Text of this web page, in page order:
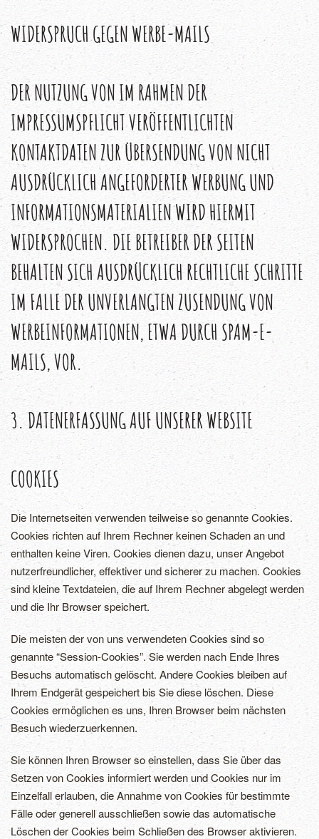
WIDERSPRUCH GEGEN WERBE-MAILS
DER NUTZUNG VON IM RAHMEN DER
IMPRESSUMSPFLICHT VERÖFFENTLICHTEN
KONTAKTDATEN ZUR ÜBERSENDUNG VON NICHT
AUSDRÜCKLICH ANGEFORDERTER WERBUNG UND
INFORMATIONSMATERIALIEN WIRD HIERMIT
WIDERSPROCHEN. DIE BETREIBER DER SEITEN
BEHALTEN SICH AUSDRÜCKLICH RECHTLICHE SCHRITTE
IM FALLE DER UNVERLANGTEN ZUSENDUNG VON
WERBEINFORMATIONEN, ETWA DURCH SPAM-E-
MAILS, VOR.
3. DATENERFASSUNG AUF UNSERER WEBSITE
COOKIES
Die Internetseiten verwenden teilweise so genannte Cookies.
Cookies richten auf Ihrem Rechner keinen Schaden an und
enthalten keine Viren. Cookies dienen dazu, unser Angebot
nutzerfreundlicher, effektiver und sicherer zu machen. Cookies
sind kleine Textdateien, die auf Ihrem Rechner abgelegt werden
und die Ihr Browser speichert.
Die meisten der von uns verwendeten Cookies sind so
genannte “Session-Cookies”. Sie werden nach Ende Ihres
Besuchs automatisch gelöscht. Andere Cookies bleiben auf
Ihrem Endgerät gespeichert bis Sie diese löschen. Diese
Cookies ermöglichen es uns, Ihren Browser beim nächsten
Besuch wiederzuerkennen.
Sie können Ihren Browser so einstellen, dass Sie über das
Setzen von Cookies informiert werden und Cookies nur im
Einzelfall erlauben, die Annahme von Cookies für bestimmte
Fälle oder generell ausschließen sowie das automatische
Löschen der Cookies beim Schließen des Browser aktivieren.